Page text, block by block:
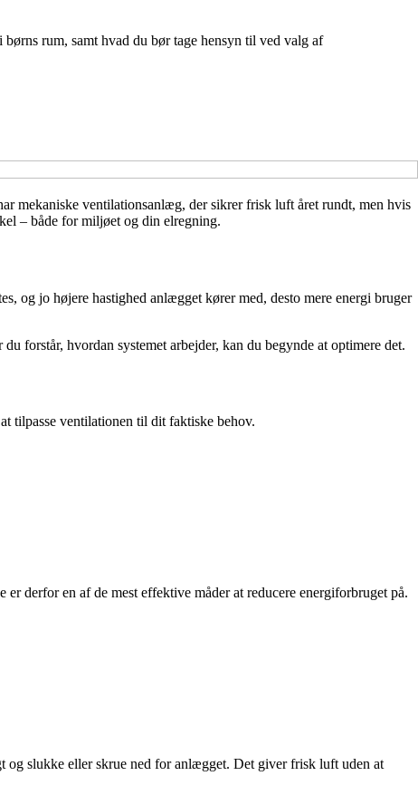
rum, samt hvad du bør tage hensyn til ved valg af
mekaniske ventilationsanlæg, der sikrer frisk luft året rundt, men hvis
– både for miljøet og din elregning.
og jo højere hastighed anlægget kører med, desto mere energi bruger
forstår, hvordan systemet arbejder, kan du begynde at optimere det.
tilpasse ventilationen til dit faktiske behov.
derfor en af de mest effektive måder at reducere energiforbruget på.
og slukke eller skrue ned for anlægget. Det giver frisk luft uden at